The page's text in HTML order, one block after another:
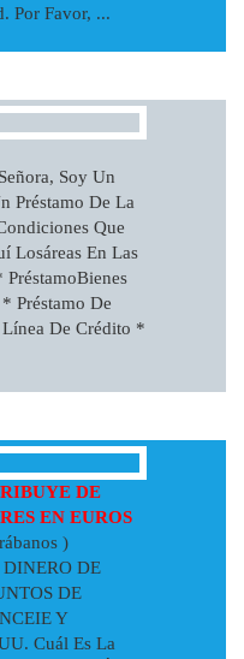
Por Favor, ...
Soy Un
Préstamo De La
Que
Losáreas En Las
Préstamo De
De Crédito *
DE
EN EUROS
)
DE
DE
Y
Cuál Es La